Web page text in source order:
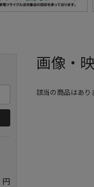
円
画像・
該当の商品はあり